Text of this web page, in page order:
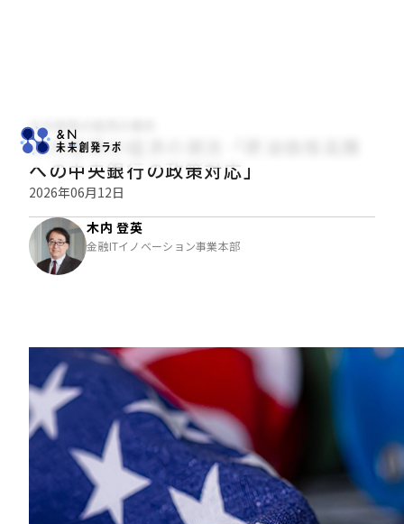
木内登英の経済の潮流
木内登英の経済の潮流――「原油価格高騰
への中央銀行の政策対応」
2026年06月12日
木内 登英
金融ITイノベーション事業本部